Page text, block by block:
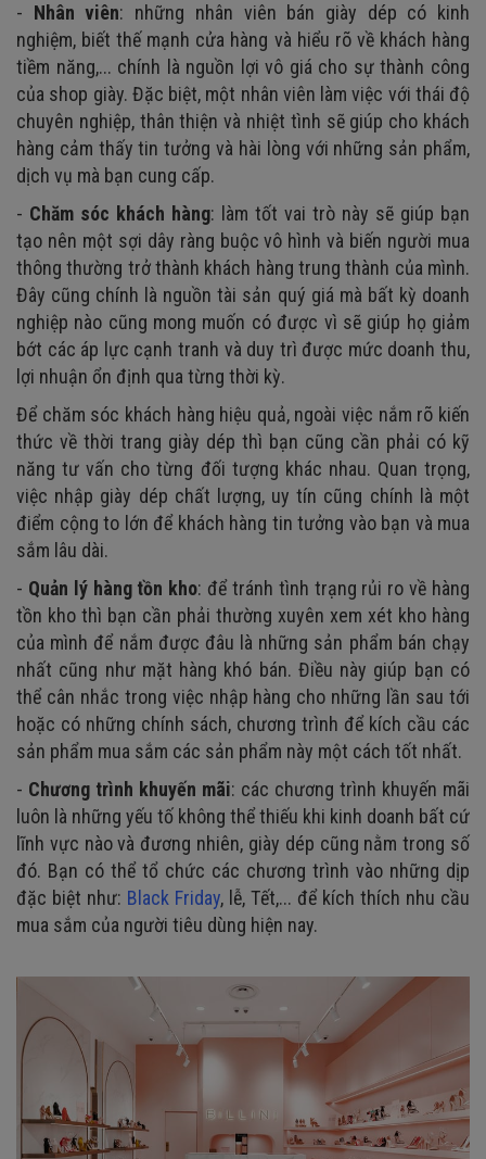
- Nhân viên: những nhân viên bán giày dép có kinh
nghiệm, biết thế mạnh cửa hàng và hiểu rõ về khách hàng
tiềm năng,... chính là nguồn lợi vô giá cho sự thành công
của shop giày. Đặc biệt, một nhân viên làm việc với thái độ
chuyên nghiệp, thân thiện và nhiệt tình sẽ giúp cho khách
hàng cảm thấy tin tưởng và hài lòng với những sản phẩm,
dịch vụ mà bạn cung cấp.
- Chăm sóc khách hàng: làm tốt vai trò này sẽ giúp bạn
tạo nên một sợi dây ràng buộc vô hình và biến người mua
thông thường trở thành khách hàng trung thành của mình.
Đây cũng chính là nguồn tài sản quý giá mà bất kỳ doanh
nghiệp nào cũng mong muốn có được vì sẽ giúp họ giảm
bớt các áp lực cạnh tranh và duy trì được mức doanh thu,
lợi nhuận ổn định qua từng thời kỳ.
Để chăm sóc khách hàng hiệu quả, ngoài việc nắm rõ kiến
thức về thời trang giày dép thì bạn cũng cần phải có kỹ
năng tư vấn cho từng đối tượng khác nhau. Quan trọng,
việc nhập giày dép chất lượng, uy tín cũng chính là một
điểm cộng to lớn để khách hàng tin tưởng vào bạn và mua
sắm lâu dài.
- Quản lý hàng tồn kho: để tránh tình trạng rủi ro về hàng
tồn kho thì bạn cần phải thường xuyên xem xét kho hàng
của mình để nắm được đâu là những sản phẩm bán chạy
nhất cũng như mặt hàng khó bán. Điều này giúp bạn có
thể cân nhắc trong việc nhập hàng cho những lần sau tới
hoặc có những chính sách, chương trình để kích cầu các
sản phẩm mua sắm các sản phẩm này một cách tốt nhất.
- Chương trình khuyến mãi: các chương trình khuyến mãi
luôn là những yếu tố không thể thiếu khi kinh doanh bất cứ
lĩnh vực nào và đương nhiên, giày dép cũng nằm trong số
đó. Bạn có thể tổ chức các chương trình vào những dịp
đặc biệt như: Black Friday, lễ, Tết,... để kích thích nhu cầu
mua sắm của người tiêu dùng hiện nay.